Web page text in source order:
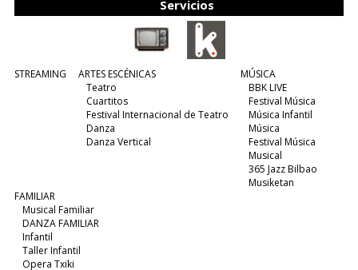
Servicios
STREAMING
ARTES ESCÉNICAS
Teatro
Cuartitos
Festival Internacional de Teatro
Danza
Danza Vertical
MÚSICA
BBK LIVE
Festival Música
Música Infantil
Música
Festival Música
Musical
365 Jazz Bilbao
Musiketan
FAMILIAR
Musical Familiar
DANZA FAMILIAR
Infantil
Taller Infantil
Opera Txiki